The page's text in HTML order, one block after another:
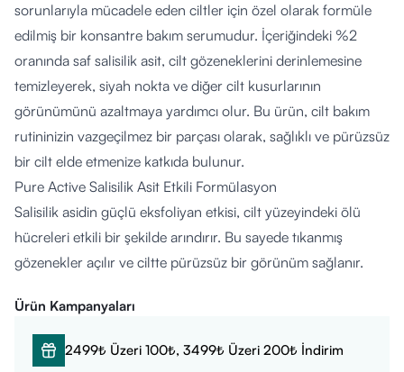
sorunlarıyla mücadele eden ciltler için özel olarak formüle
edilmiş bir konsantre bakım serumudur. İçeriğindeki %2
oranında saf salisilik asit, cilt gözeneklerini derinlemesine
temizleyerek, siyah nokta ve diğer cilt kusurlarının
görünümünü azaltmaya yardımcı olur. Bu ürün, cilt bakım
rutininizin vazgeçilmez bir parçası olarak, sağlıklı ve pürüzsüz
bir cilt elde etmenize katkıda bulunur.
Pure Active Salisilik Asit Etkili Formülasyon
Salisilik asidin güçlü eksfoliyan etkisi, cilt yüzeyindeki ölü
hücreleri etkili bir şekilde arındırır. Bu sayede tıkanmış
gözenekler açılır ve ciltte pürüzsüz bir görünüm sağlanır.
kızarıklık ve tahriş görünümünü hafifletirken, yağ dengesini
koruyarak yeni siyah nokta oluşumunu önler. Bu özellikleri
sayesinde, ciltteki yağ üretimini dengeleyerek, akneye meyilli
Ürün Kampanyaları
2499₺ Üzeri 100₺, 3499₺ Üzeri 200₺ İndirim